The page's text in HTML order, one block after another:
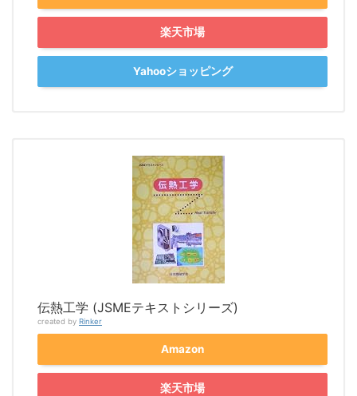
楽天市場
Yahooショッピング
伝熱工学 (JSMEテキストシリーズ)
created by Rinker
Amazon
楽天市場